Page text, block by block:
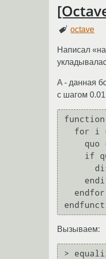
octave
Написал
A - данная
с шагом
Вызываем:
>